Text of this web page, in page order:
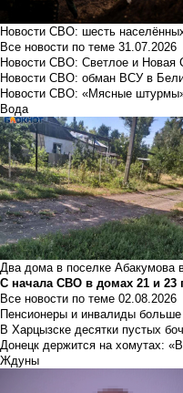
Новости СВО: шесть
Все новости по теме 31.07.2026
Новости СВО: Светлое и Новая
Новости СВО: обман ВСУ в
Новости СВО: «Мясные
Вода
Два дома в поселке Абакумова
С начала СВО в домах 21 и 23
Все новости по теме 02.08.2026
Пенсионеры и инвалиды
В Харцызске десятки пустых
Донецк держится на хомутах:
Ждуны